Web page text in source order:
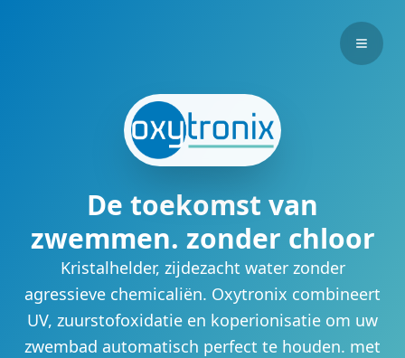
Menu
De toekomst van
zwemmen. zonder chloor
Kristalhelder, zijdezacht water zonder
agressieve chemicaliën. Oxytronix combineert
UV, zuurstofoxidatie en koperionisatie om uw
zwembad automatisch perfect te houden. met